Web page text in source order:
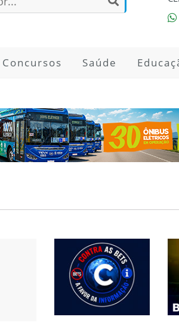
Concursos Saúde